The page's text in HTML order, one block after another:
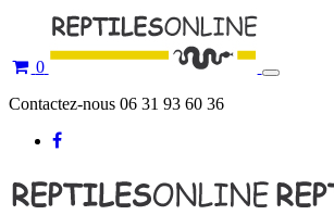
0
Toggle
Contactez-nous 06 31 93 60 36